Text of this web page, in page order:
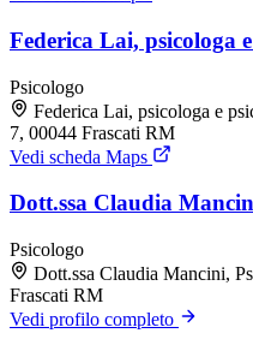
Federica Lai, psicologa
Psicologo
Federica Lai, psicologa e
7, 00044 Frascati RM
Vedi scheda Maps
Dott.ssa Claudia
Psicologo
Dott.ssa Claudia Mancini,
Frascati RM
Vedi profilo completo